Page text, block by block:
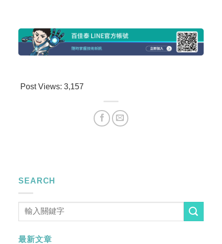
Post Views:3,157
SEARCH
最新文章